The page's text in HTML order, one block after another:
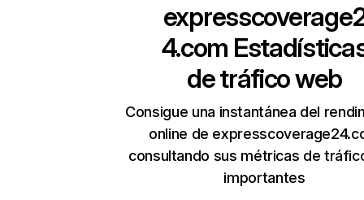
4.com
de tráfico web
Consigue una instantánea del
online de
consultando sus métricas de
importantes